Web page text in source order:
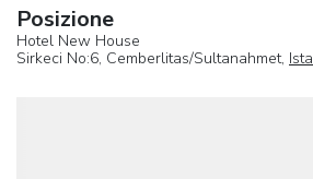
Posizione
Hotel New House
Sirkeci No:6, Cemberlitas/Sultanahmet,